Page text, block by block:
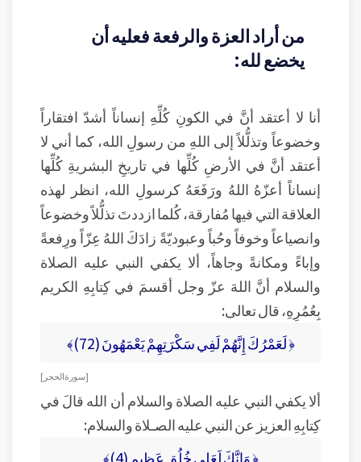
من أراد العزة والرفعة فعليه أن
يخضع لله:
أنا لا أعتقد أنَّ في الكونِ كُلِّهِ إنساناً أشدّ افتقاراً
وخضوعاً وتذلُّلاً إلى اللهِ من رسولِ الله، كما أني لا
أعتقد أنَّ في الأرضِ كُلِّها في تاريخِ البشريةِ كُلِّها
إنساناً أعزّهُ اللهُ ورَفَعَهُ كرسولِ الله، انظر لهذه
العلاقة التي فيها مُفارقة، كُلما ازددتَ تذلُّلاً وخضوعاً
وانصياعاً وخوفاً وحُباً وعبوديّةً زادَكَ اللهُ عِزّاً ورِفعةً
وإباءً ومكانةً وجاهاً، ألا يكفي النبي عليه الصلاة
والسلام أنَّ اللهَ عزّ وجل أقسمَ في كِتابِهِ الكريم
بِعُمُرِهِ، قال تعالى:
﴿ لَعَمْرُكَ إِنَّهُمْ لَفِي سَكْرَتِهِمْ يَعْمَهُونَ (72)﴾
[ سورة الحجر ]
ألا يكفي النبي عليه الصلاة والسلام أن الله قالَ في
كِتابِهِ العزيز عن النبي عليه الصـلاة والسلام:
﴿ وَإِنَّكَ لَعَلى خُلُقٍ عَظِيمٍ (4)﴾